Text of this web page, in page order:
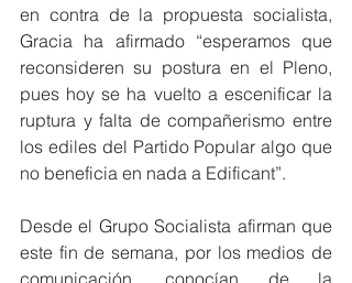
en contra de la propuesta socialista,
Gracia ha afirmado “esperamos que
reconsideren su postura en el Pleno,
pues hoy se ha vuelto a escenificar la
ruptura y falta de compañerismo entre
los ediles del Partido Popular algo que
no beneficia en nada a Edificant”.
Desde el Grupo Socialista afirman que
este fin de semana, por los medios de
comunicación, conocían de la